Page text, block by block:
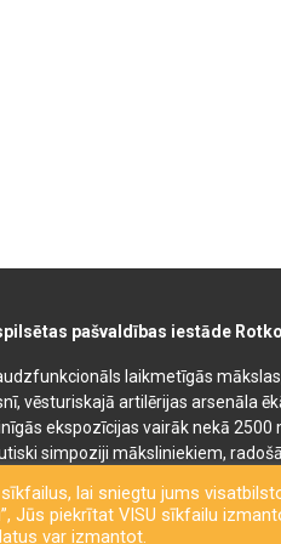
pašvaldības iestāde
laikmetīgās
vēsturiskajā artilērijas arsenāla
ekspozīcijas vairāk nekā
simpoziji māksliniekiem,
telpas. Rotko muzeja telpās
muzejam 2022. gadā tika
lai sniegtu jums
Jūs piekrītat VISU sīkfailu
var izmantot.